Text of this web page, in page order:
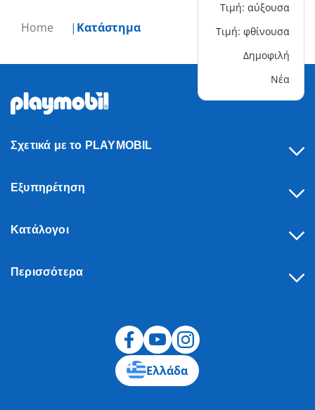
Home Κατάστημα
Τιμή: αύξουσα
Τιμή: φθίνουσα
Δημοφιλή
Νέα
Σχετικά με το PLAYMOBIL
Εξυπηρέτηση
Κατάλογοι
Περισσότερα
Ελλάδα